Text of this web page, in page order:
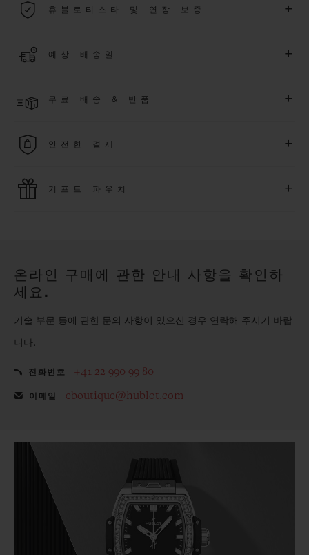
용됩니다.휴블로티스타 및 연장 보증 +
에 대해5 년 추가 워런티 혜택
또한 다양
더 알아보기
예상 배송일 +
다. *재고 상황에 따라 달라질 수 있습니다*.
무료 배송 & 반품 +
을 누려보세요
안전한 결제 +
모든 제품은 빠르고 안전하게 결제가 가능하며, 개인정보를 안
기프트 파우치 +
온라인 구매에 관한 안내 사항을 확인하
세요.
기술 부문 등에 관한 문의 사항이 있으신 경우 연락해 주시기 바랍
니다.
전화번호 +41 22 990 99 80
이메일 eboutique@hublot.com